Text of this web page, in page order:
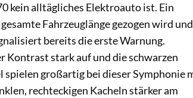
kein alltägliches Elektroauto ist. Ein
Fahrzeuglänge gezogen wird und
bereits die erste Warnung.
Kontrast stark auf und die schwarzen
spielen großartig bei dieser Symphonie
rechteckigen Kacheln stärker am